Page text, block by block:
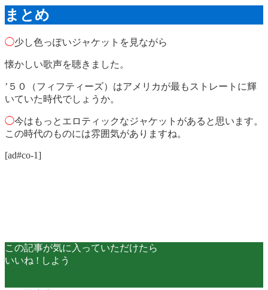
まとめ
◯少し色っぽいジャケットを見ながら
懐かしい歌声を聴きました。
’５０（フィフティーズ）はアメリカが最もストレートに輝
いていた時代でしょうか。
◯今はもっとエロティックなジャケットがあると思います。
この時代のものには雰囲気がありますね。
[ad#co-1]
この記事が気に入っていただけたら
いいね ! しよう